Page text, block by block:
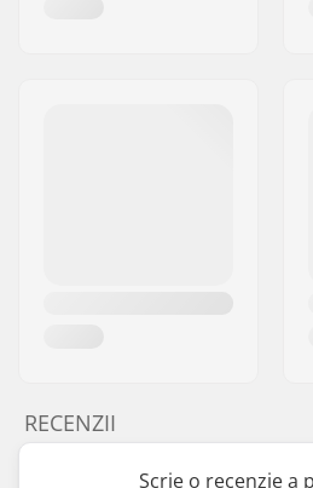
RECENZII
Scrie o recenzie a